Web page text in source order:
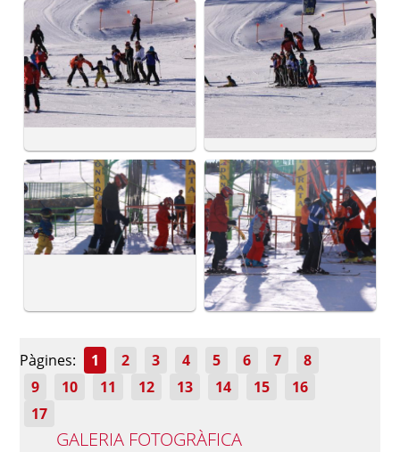
Pàgines: 1 2 3 4 5 6 7
8
9
10 11 12 13 14 15
16
17
GALERIA FOTOGRÀFICA